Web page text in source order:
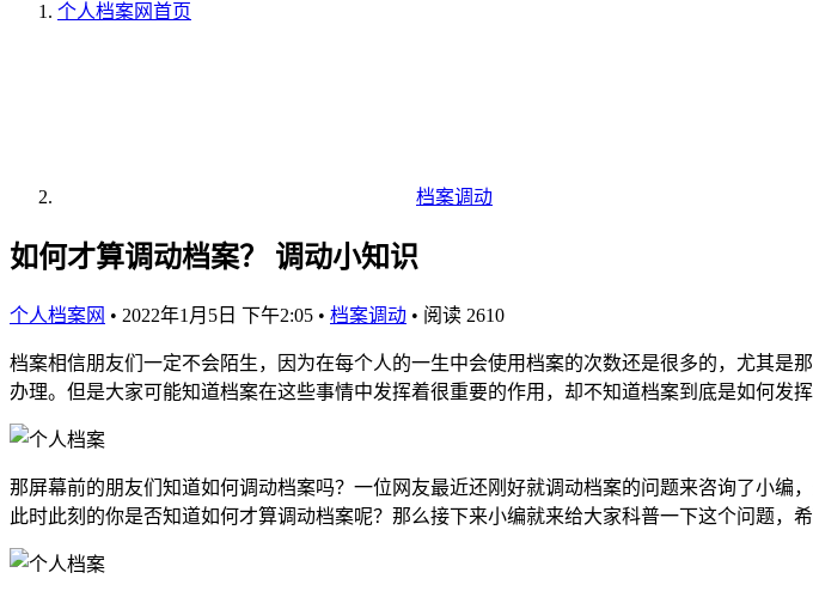
个人档案网首页
档案调动
如何才算调动档案？ 调动小知识
个人档案网 • 2022年1月5日 下午2:05 • 档案调动 • 阅读 2610
档案相信朋友们一定不会陌生，因为在每个人的一生中会使用档案的次数还是很多的，尤其
办理。但是大家可能知道档案在这些事情中发挥着很重要的作用，却不知道档案到底是如何发
那屏幕前的朋友们知道如何调动档案吗？一位网友最近还刚好就调动档案的问题来咨询了小
此时此刻的你是否知道如何才算调动档案呢？那么接下来小编就来给大家科普一下这个问题，